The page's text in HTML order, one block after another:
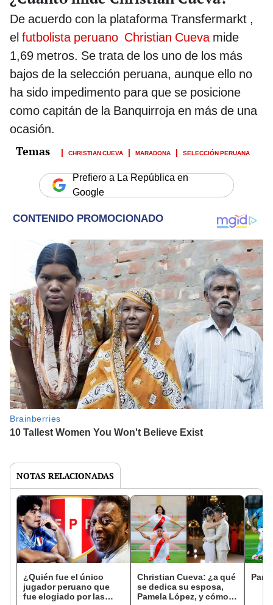
De acuerdo con la plataforma Transfermarkt ,
el futbolista peruano Christian Cuevamide
1,69 metros. Se trata de los uno de los más
bajos de la selección peruana, aunque ello no
ha sido impedimento para que se posicione
como capitán de la Banquirroja en más de una
ocasión.
CHRISTIAN CUEVA MARADONA SELECCIÓN PERUANA
Prefiero a La República en
Google
NOTAS RELACIONADAS
¿Quién fue el único
jugador peruano que
fue elogiado por las
Christian Cueva: ¿a qué
se dedica su esposa,
Pamela López, y cómo